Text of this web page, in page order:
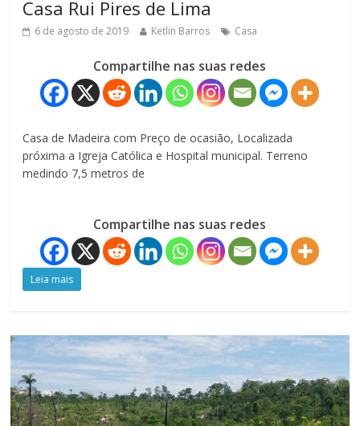
Casa Rui Pires de Lima
6 de agosto de 2019 Ketlin Barros Casa
Compartilhe nas suas redes
Casa de Madeira com Preço de ocasião, Localizada
próxima a Igreja Católica e Hospital municipal. Terreno
medindo 7,5 metros de
Compartilhe nas suas redes
Leia mais